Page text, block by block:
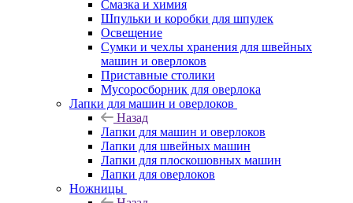
Смазка и химия
Шпульки и коробки для шпулек
Освещение
Сумки и чехлы хранения для швейных
машин и оверлоков
Приставные столики
Мусоросборник для оверлока
Лапки для машин и оверлоков
Назад
Лапки для машин и оверлоков
Лапки для швейных машин
Лапки для плоскошовных машин
Лапки для оверлоков
Ножницы